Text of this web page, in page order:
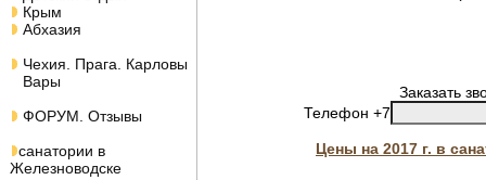
Крым
Абхазия
Чехия. Прага. Карловы
Вары
ФОРУМ. Отзывы
санатории в
Железноводске
Заказать
Телефон +7
Цены на 2017 г. в